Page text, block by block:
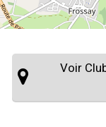
Voir